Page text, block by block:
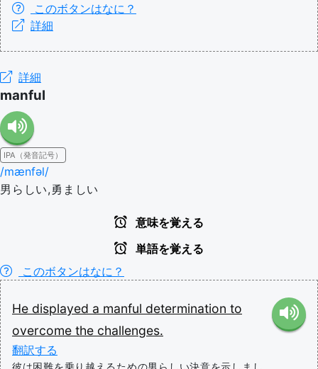
このボタンはなに？
詳細
詳細
manful
IPA（発音記号）
/mænfəl/
男らしい,勇ましい
意味を覚える
単語を覚える
このボタンはなに？
He displayed a manful determination to
overcome the challenges.
翻訳する
彼は困難を乗り越えるための男らしい決意を示しまし